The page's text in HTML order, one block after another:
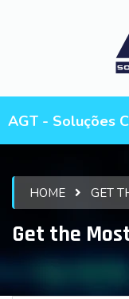
HOME GET
Get the